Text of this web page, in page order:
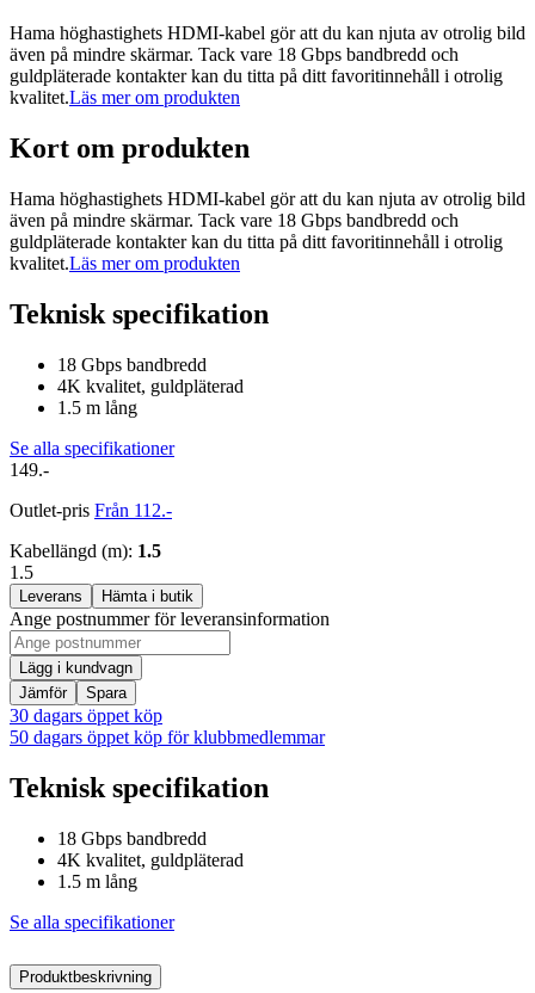
Hama höghastighets HDMI-kabel gör att du kan njuta av otrolig bild
även på mindre skärmar. Tack vare 18 Gbps bandbredd och
guldpläterade kontakter kan du titta på ditt favoritinnehåll i otrolig
kvalitet.Läs mer om produkten
Kort om produkten
Hama höghastighets HDMI-kabel gör att du kan njuta av otrolig bild
även på mindre skärmar. Tack vare 18 Gbps bandbredd och
guldpläterade kontakter kan du titta på ditt favoritinnehåll i otrolig
kvalitet.Läs mer om produkten
Teknisk specifikation
18 Gbps bandbredd
4K kvalitet, guldpläterad
1.5 m lång
Se alla specifikationer
149.-
Outlet-pris Från 112.-
Kabellängd (m): 1.5
1.5
Leverans Hämta i butik
Ange postnummer för leveransinformation
Lägg i kundvagn
Jämför
Spara
30 dagars öppet köp
50 dagars öppet köp för klubbmedlemmar
Teknisk specifikation
18 Gbps bandbredd
4K kvalitet, guldpläterad
1.5 m lång
Se alla specifikationer
Produktbeskrivning